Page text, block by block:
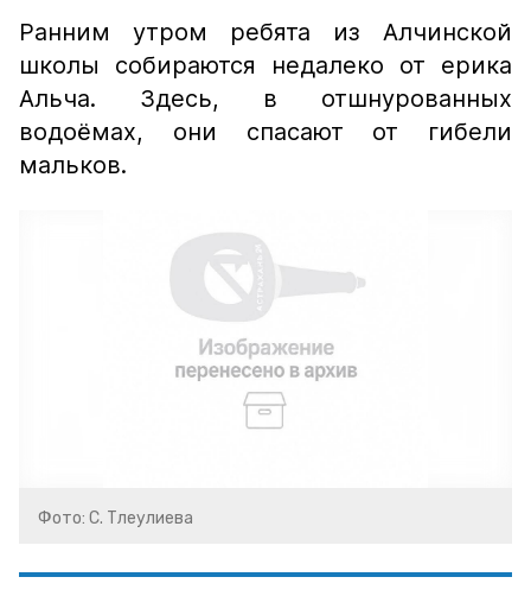
Ранним утром ребята из Алчинской
школы собираются недалеко от ерика
Альча. Здесь, в отшнурованных
водоёмах, они спасают от гибели
мальков.
Фото: С. Тлеулиева